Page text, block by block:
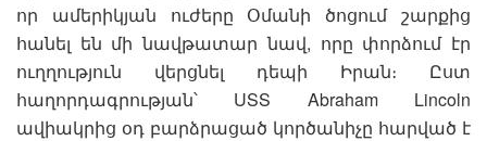
որ ամերիկյան ուժերը Օմանի ծոցում շարքից
հանել են մի նավթատար նավ, որը փորձում էր
ուղղություն վերցնել դեպի Իրան։ Ըստ
հաղորդագրության՝ USS Abraham Lincoln
ավիակրից օդ բարձրացած կործանիչը հարված է